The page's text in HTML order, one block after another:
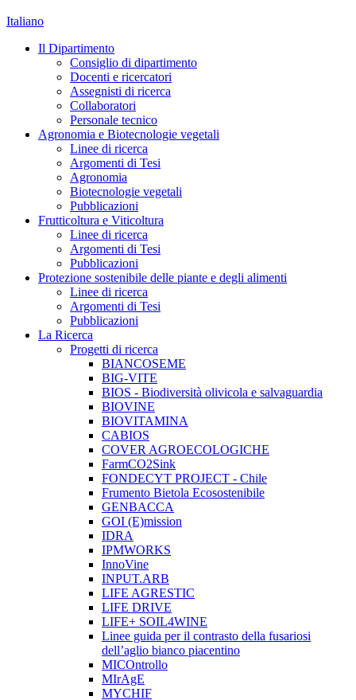
Italiano
Il Dipartimento
Consiglio di dipartimento
Docenti e ricercatori
Assegnisti di ricerca
Collaboratori
Personale tecnico
Agronomia e Biotecnologie vegetali
Linee di ricerca
Argomenti di Tesi
Agronomia
Biotecnologie vegetali
Pubblicazioni
Frutticoltura e Viticoltura
Linee di ricerca
Argomenti di Tesi
Pubblicazioni
Protezione sostenibile delle piante e degli alimenti
Linee di ricerca
Argomenti di Tesi
Pubblicazioni
La Ricerca
Progetti di ricerca
BIANCOSEME
BIG-VITE
BIOS - Biodiversità olivicola e salvaguardia
BIOVINE
BIOVITAMINA
CABIOS
COVER AGROECOLOGICHE
FarmCO2Sink
FONDECYT PROJECT - Chile
Frumento Bietola Ecosostenibile
GENBACCA
GOI (E)mission
IDRA
IPMWORKS
InnoVine
INPUT.ARB
LIFE AGRESTIC
LIFE DRIVE
LIFE+ SOIL4WINE
Linee guida per il contrasto della fusariosi
dell’aglio bianco piacentino
MICOntrollo
MIrAgE
MYCHIF